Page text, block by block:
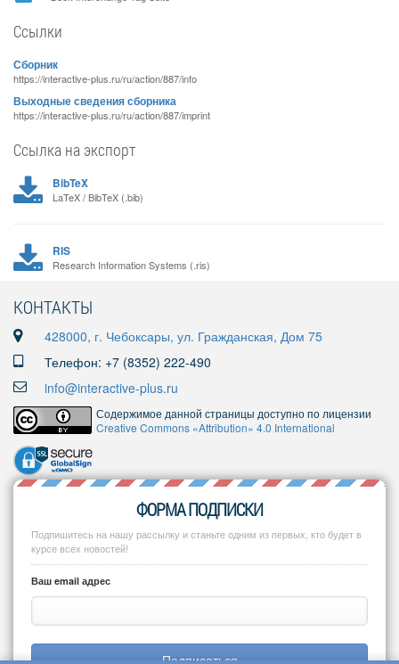
Ссылки
Сборник
https://interactive-plus.ru/ru/action/887/info
Выходные сведения сборника
https://interactive-plus.ru/ru/action/887/imprint
Ссылка на экспорт
BibTeX
LaTeX / BibTeX (.bib)
RIS
Research Information Systems (.ris)
КОНТАКТЫ
428000, г. Чебоксары, ул. Гражданская, Дом 75
Телефон: +7 (8352) 222-490
info@interactive-plus.ru
Содержимое данной страницы доступно по лицензии
Creative Commons «Attribution» 4.0 International
ФОРМА ПОДПИСКИ
Подпишитесь на нашу рассылку и станьте одним из первых, кто будет в
курсе всех новостей!
Ваш email адрес
Подписаться